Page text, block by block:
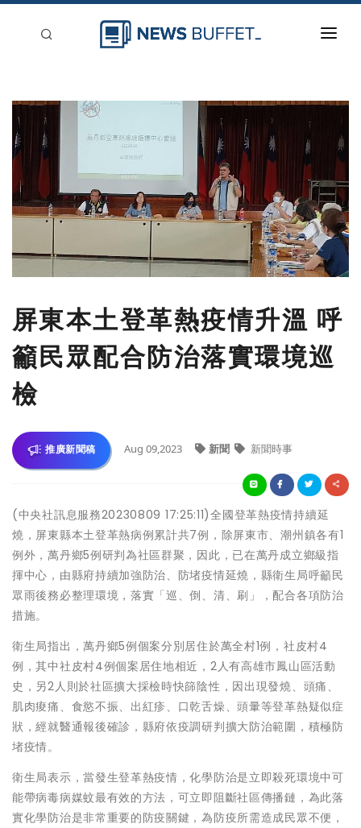
新聞稿分類
刊登
屏東本土登革熱疫情升溫 呼
籲民眾配合防治落實環境巡
檢
推廣新聞稿 Aug 09,2023 新聞 新聞時事
(中央社訊息服務20230809 17:25:11)全國登革熱疫情持續延
燒，屏東縣本土登革熱病例累計共7例，除屏東市、潮州鎮各有1
例外，萬丹鄉5例研判為社區群聚，因此，已在萬丹成立鄉級指
揮中心，由縣府持續加強防治、防堵疫情延燒，縣衛生局呼籲民
眾雨後務必整理環境，落實「巡、倒、清、刷」，配合各項防治
措施。
衛生局指出，萬丹鄉5例個案分別居住於萬全村1例，社皮村4
例，其中社皮村4例個案居住地相近，2人有高雄市鳳山區活動
史，另2人則於社區擴大採檢時快篩陰性，因出現發燒、頭痛、
肌肉痠痛、食慾不振、出紅疹、口乾舌燥、頭暈等登革熱疑似症
狀，經就醫通報後確診，縣府依疫調研判擴大防治範圍，積極防
堵疫情。
衛生局表示，當發生登革熱疫情，化學防治是立即殺死環境中可
能帶病毒病媒蚊最有效的方法，可立即阻斷社區傳播鏈，為此落
實化學防治是非常重要的防疫關鍵，為防疫所需造成民眾不便，